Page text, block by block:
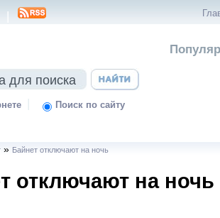
|
| Поиск по сайту
» Байнет отключают на ночь
отключают на ночь